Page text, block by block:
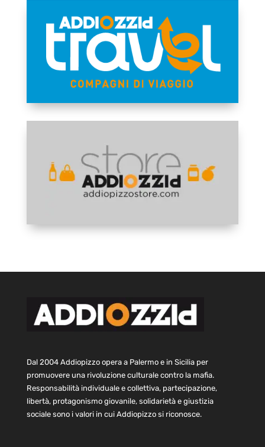
Dal 2004 Addiopizzo opera a Palermo e in Sicilia per
promuovere una rivoluzione culturale contro la mafia.
Responsabilità individuale e collettiva, partecipazione,
libertà, protagonismo giovanile, solidarietà e giustizia
sociale sono i valori in cui Addiopizzo si riconosce.